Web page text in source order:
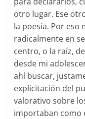
otro lugar. Ese
la poesía. Por eso
radicalmente en
centro, o la raíz,
desde mi
ahí buscar,
explicitación del
valorativo sobre
importaban como